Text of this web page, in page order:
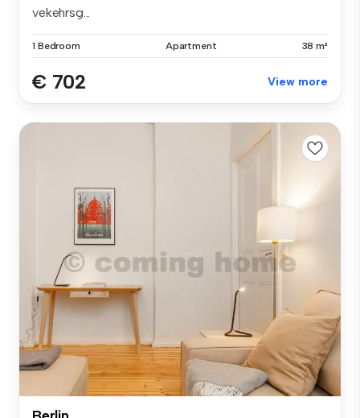
vekehrsg...
1 Bedroom Apartment 38 m²
€ 702 View more